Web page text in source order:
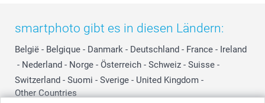
smartphoto gibt es in diesen Ländern:
België - Belgique - Danmark - Deutschland - France - Ireland
- Nederland - Norge - Österreich - Schweiz - Suisse -
Switzerland - Suomi - Sverige - United Kingdom -
Other Countries